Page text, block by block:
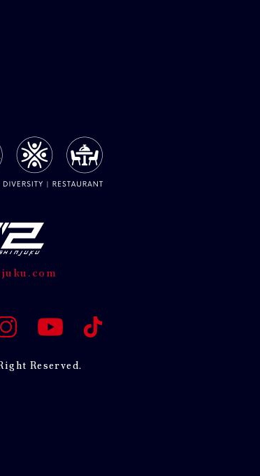
Reserved.